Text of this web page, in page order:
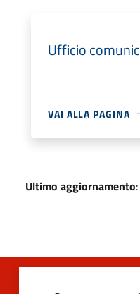
Ufficio
VAI ALLA PAGINA
Ultimo aggiornamento